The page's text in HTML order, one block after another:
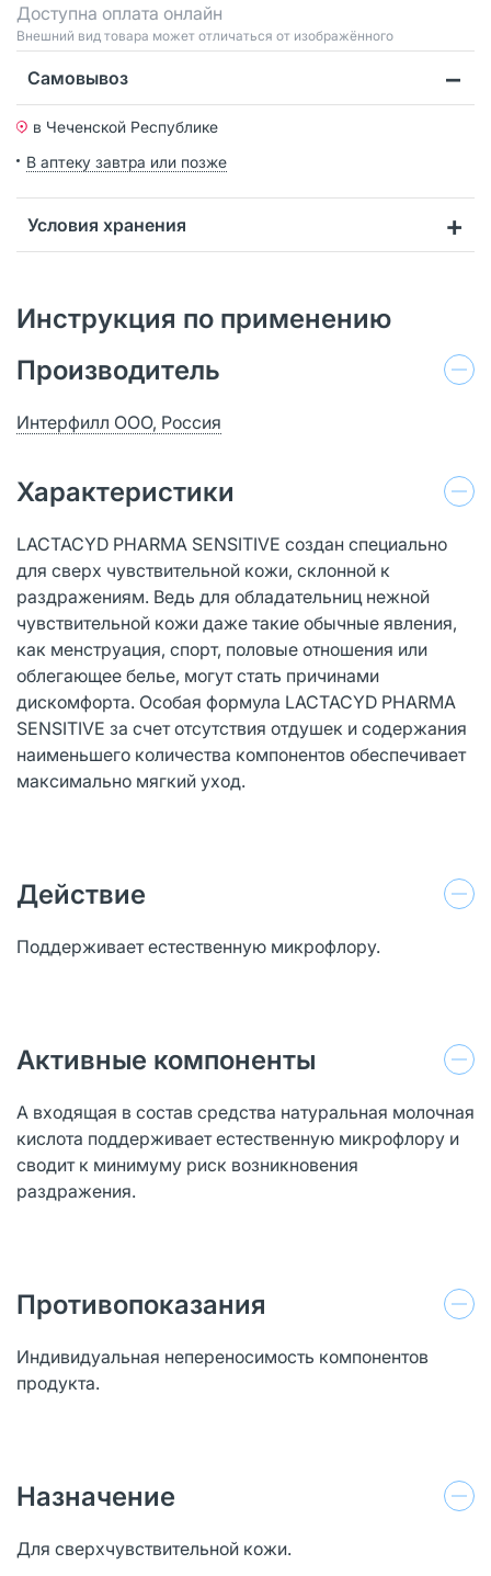
Доступна оплата онлайн
Bнешний вид товара может отличаться от изображённого
Самовывоз
в Чеченской Республике
В аптеку завтра или позже
Условия хранения
Инструкция по применению
Производитель
Интерфилл ООО, Россия
Характеристики
LACTACYD PHARMA SENSITIVE создан специально
для сверх чувствительной кожи, склонной к
раздражениям. Ведь для обладательниц нежной
чувствительной кожи даже такие обычные явления,
как менструация, спорт, половые отношения или
облегающее белье, могут стать причинами
дискомфорта. Особая формула LACTACYD PHARMA
SENSITIVE за счет отсутствия отдушек и содержания
наименьшего количества компонентов обеспечивает
максимально мягкий уход.
Действие
Поддерживает естественную микрофлору.
Активные компоненты
А входящая в состав средства натуральная молочная
кислота поддерживает естественную микрофлору и
сводит к минимуму риск возникновения
раздражения.
Противопоказания
Индивидуальная непереносимость компонентов
продукта.
Назначение
Для сверхчувствительной кожи.